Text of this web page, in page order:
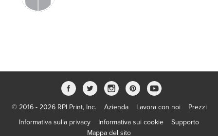
Riferimento
Copertina rigida rivestita: 9781034688150
Data di pubblicazione:mar 27, 2021
English
, Internet , , ,
© 2016 - 2026 RPI Print, Inc. Azienda Lavora con noi
Prezzi
Informativa sulla privacy
Informativa sui cookie
Supporto
Mappa del sito